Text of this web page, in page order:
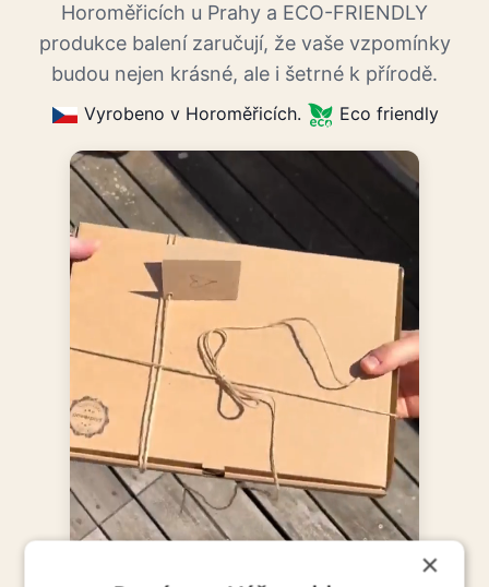
Horoměřicích u Prahy a ECO-FRIENDLY
produkce balení zaručují, že vaše vzpomínky
budou nejen krásné, ale i šetrné k přírodě.
Vyrobeno v Horoměřicích. Eco friendly
×